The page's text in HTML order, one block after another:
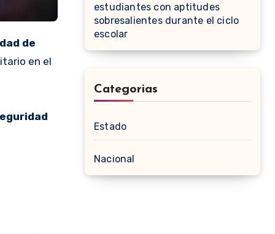
de
en el
estudiantes con aptitudes
sobresalientes durante el ciclo
escolar
Categorias
Estado
Nacional